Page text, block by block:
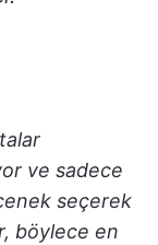
ve sadece
seçerek
böylece en